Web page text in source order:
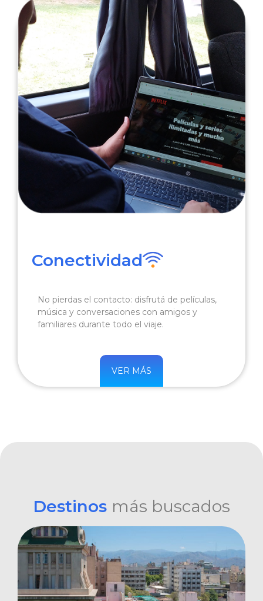
Conectividad
No pierdas el contacto: disfrutá de películas,
música y conversaciones con amigos y
familiares durante todo el viaje.
VER MÁS
Destinos más buscados